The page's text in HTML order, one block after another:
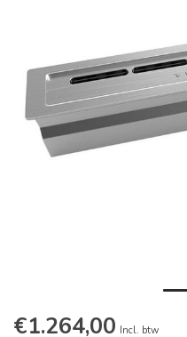
€1.264,00 Incl. btw